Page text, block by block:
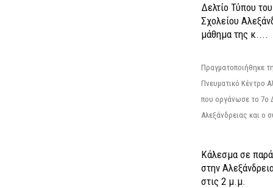
Δελτίο Τύπου
Σχολείου
μάθημα της κ....
Πραγματοποιήθηκε
Πνευματικό Κέντρο
που οργάνωσε το 7ο
Αλεξάνδρειας και ο
Κάλεσμα σε
στην
στις 2 μ.μ.